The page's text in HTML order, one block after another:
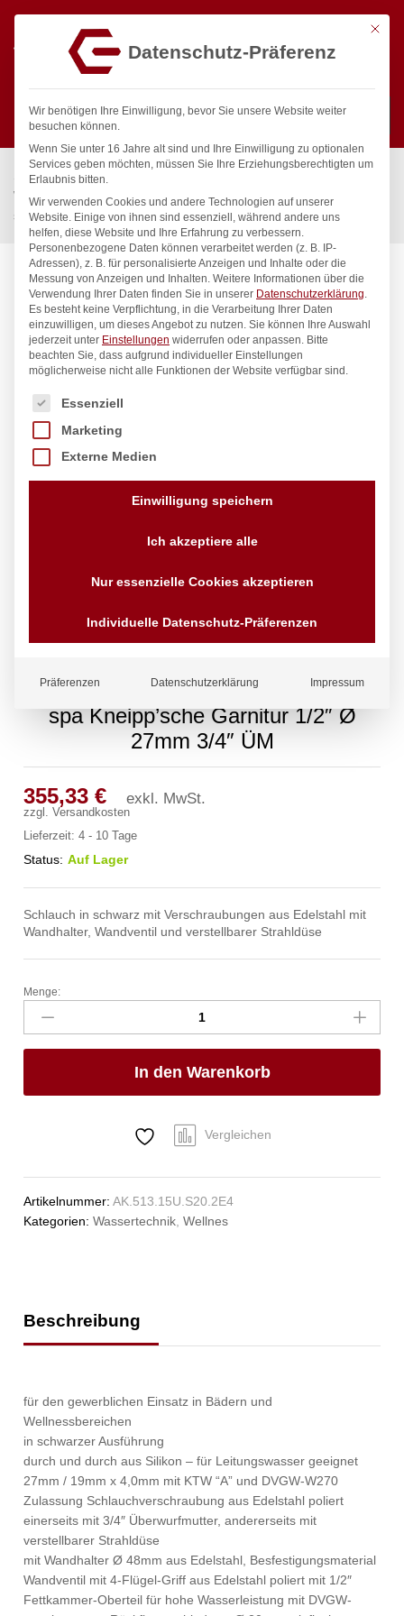
Suchen
Start / Gastronomiebedarf & Gastro Geräte für Profis
Wassertechnik
Wellnes
spa Kneipp’sche Garnitur 1/2″ Ø 27mm 3/4″ ÜM
spa Kneipp’sche Garnitur 1/2″ Ø
27mm 3/4″ ÜM
355,33€ exkl. MwSt.
zzgl.Versandkosten
Lieferzeit:4 - 10 Tage
Status: Auf Lager
Schlauch in schwarz mit Verschraubungen aus Edelstahl mit
Wandhalter, Wandventil und verstellbarer Strahldüse
spa
Kneipp'sche
Garnitur
1/2"
27mm
Menge:
In den Warenkorb
Vergleichen
Artikelnummer:AK.513.15U.S20.2E4
Kategorien:Wassertechnik,Wellnes
Beschreibung
für den gewerblichen Einsatz in Bädern und
Wellnessbereichen
in schwarzer Ausführung
durch und durch aus Silikon – für Leitungswasser geeignet
27mm / 19mm x 4,0mm mit KTW “A” und DVGW-W270
Zulassung Schlauchverschraubung aus Edelstahl poliert
einerseits mit 3/4″ Überwurfmutter, andererseits mit
verstellbarer Strahldüse
mit Wandhalter Ø 48mm aus Edelstahl, Besfestigungsmaterial
Wandventil mit 4-Flügel-Griff aus Edelstahl poliert mit 1/2″
Fettkammer-Oberteil für hohe Wasserleistung mit DVGW-
Mit
Datenschutz-Präferenz
Wir benötigen Ihre Einwilligung, bevor Sie unsere Website weiter
besuchen können.
Wenn Sie unter 16 Jahre alt sind und Ihre Einwilligung zu optionalen
Services geben möchten, müssen Sie Ihre Erziehungsberechtigten um
Erlaubnis bitten.
Wir verwenden Cookies und andere Technologien auf unserer
Website. Einige von ihnen sind essenziell, während andere uns
helfen, diese Website und Ihre Erfahrung zu verbessern.
Personenbezogene Daten können verarbeitet werden (z. B. IP-
Adressen), z. B. für personalisierte Anzeigen und Inhalte oder die
Messung von Anzeigen und Inhalten. Weitere Informationen über die
Verwendung Ihrer Daten finden Sie in unserer Datenschutzerklärung.
Es besteht keine Verpflichtung, in die Verarbeitung Ihrer Daten
einzuwilligen, um dieses Angebot zu nutzen. Sie können Ihre Auswahl
jederzeit unter Einstellungen widerrufen oder anpassen. Bitte
beachten Sie, dass aufgrund individueller Einstellungen
möglicherweise nicht alle Funktionen der Website verfügbar sind.
Es folgt eine Liste der Service-Gruppen, für die eine
Essenziell
Marketing
Externe Medien
Einwilligung speichern
Ich akzeptiere alle
Nur essenzielle Cookies akzeptieren
Individuelle Datenschutz-Präferenzen
Präferenzen Datenschutzerklärung Impressum